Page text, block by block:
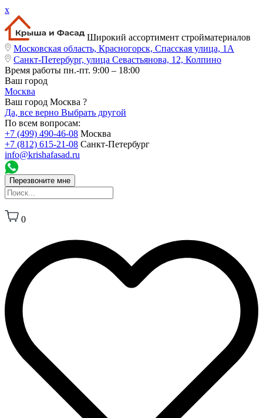
x
Широкий ассортимент стройматериалов
Московская область, Красногорск, Спасская улица, 1А
Санкт-Петербург, улица Севастьянова, 12, Колпино
Время работы пн.-пт. 9:00 – 18:00
Ваш город
Москва
Ваш город Москва ?
Да, все верно Выбрать другой
По всем вопросам:
+7 (499) 490-46-08 Москва
+7 (812) 615-21-08 Санкт-Петербург
info@krishafasad.ru
Перезвоните мне
0